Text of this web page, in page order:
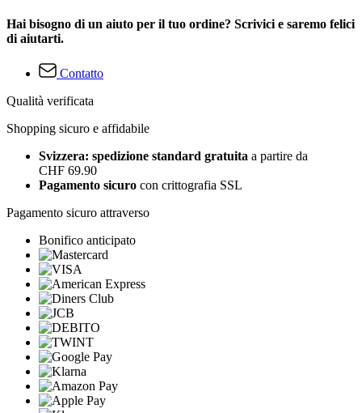
Hai bisogno di un aiuto per il tuo ordine? Scrivici e saremo felici
di aiutarti.
Contatto
Qualità verificata
Shopping sicuro e affidabile
Svizzera: spedizione standard gratuita a partire da
CHF 69.90
Pagamento sicuro con crittografia SSL
Pagamento sicuro attraverso
Bonifico anticipato